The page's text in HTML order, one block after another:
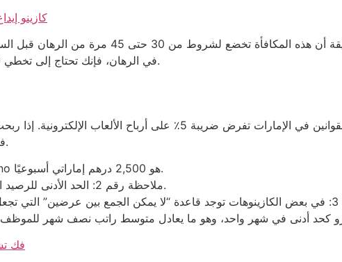
كازينو إيداع 1 درهم لفات مجانية: صدمة لا تُحتمل في عالم التسويق
في الرهان، فإنك تحتاج إلى تخطي 900 يورو لتلبية الشرط، وهو ما يجعل اللفة المجانية مجرد طُعم.
فرقًا كبيرًا، لكنه يضيف طبقة من التعقيد على ما يُعَدّ توهمًا مجانيًا.
ملاحظة رقم 1: الحد الأقصى لسحب الأرباح في 888casino هو 2,500 درهم إماراتي أسبوعيًا.
ملاحظة رقم 2: الحد الأدنى للرصيد المطلوب للرفع هو 50 يورو، أي ما يعادل 184 درهم تقريبًا.
فك